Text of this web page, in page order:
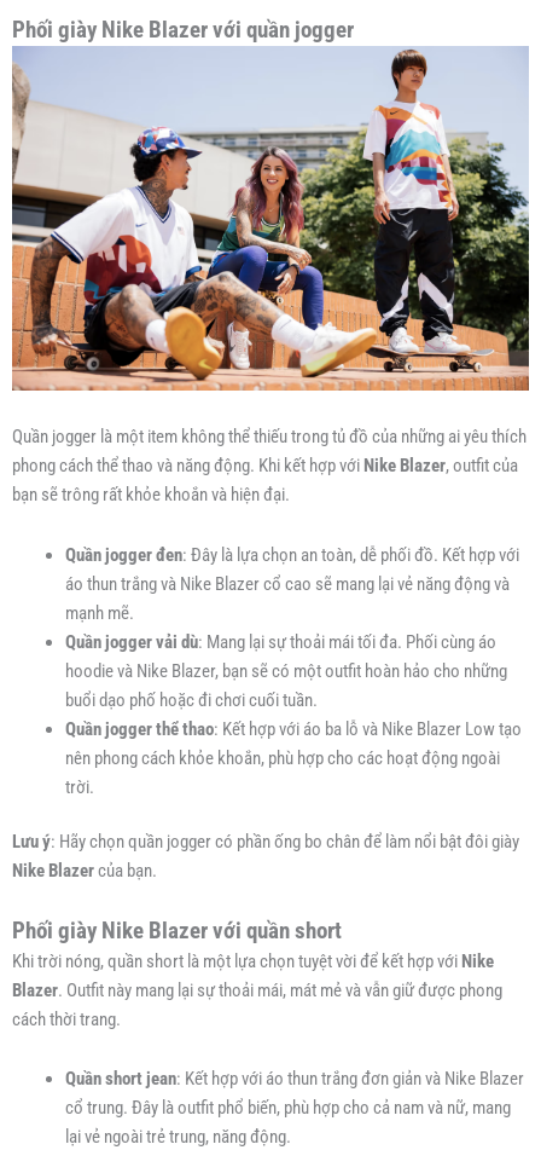
Phối giày Nike Blazer với quần jogger
Quần jogger là một item không thể thiếu trong tủ đồ của những ai yêu thích
phong cách thể thao và năng động. Khi kết hợp với Nike Blazer, outfit của
bạn sẽ trông rất khỏe khoắn và hiện đại.
Quần jogger đen: Đây là lựa chọn an toàn, dễ phối đồ. Kết hợp với
áo thun trắng và Nike Blazer cổ cao sẽ mang lại vẻ năng động và
mạnh mẽ.
Quần jogger vải dù: Mang lại sự thoải mái tối đa. Phối cùng áo
hoodie và Nike Blazer, bạn sẽ có một outfit hoàn hảo cho những
buổi dạo phố hoặc đi chơi cuối tuần.
Quần jogger thể thao: Kết hợp với áo ba lỗ và Nike Blazer Low tạo
nên phong cách khỏe khoắn, phù hợp cho các hoạt động ngoài
trời.
Lưu ý: Hãy chọn quần jogger có phần ống bo chân để làm nổi bật đôi giày
Nike Blazercủa bạn.
Phối giày Nike Blazer với quần short
Khi trời nóng, quần short là một lựa chọn tuyệt vời để kết hợp với Nike
Blazer. Outfit này mang lại sự thoải mái, mát mẻ và vẫn giữ được phong
cách thời trang.
Quần short jean: Kết hợp với áo thun trắng đơn giản và Nike Blazer
cổ trung. Đây là outfit phổ biến, phù hợp cho cả nam và nữ, mang
lại vẻ ngoài trẻ trung, năng động.